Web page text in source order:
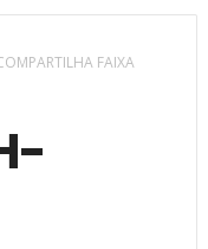
FAIXA